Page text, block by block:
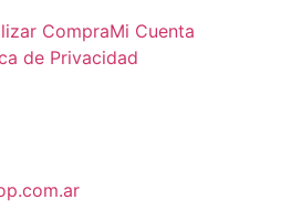
CompraMi Cuenta
de Privacidad